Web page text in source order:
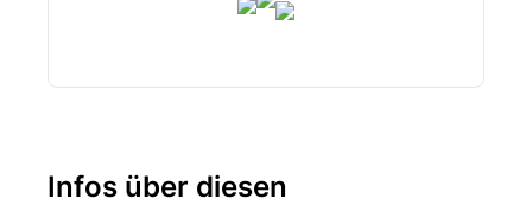
Infos über diesen